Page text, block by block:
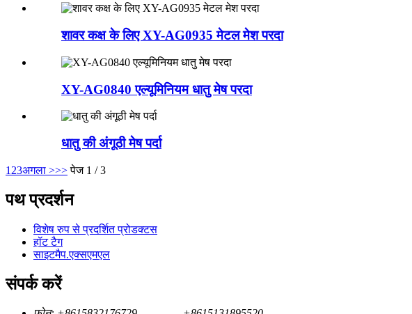
शावर कक्ष के लिए XY-AG0935 मेटल मेश परदा
XY-AG0840 एल्यूमिनियम धातु मेष परदा
धातु की अंगूठी मेष पर्दा
1 23अगला >>> पेज 1 / 3
पथ प्रदर्शन
विशेष रुप से प्रदर्शित प्रोडक्टस
हॉट टैग
साइटमैप.एक्सएमएल
संपर्क करें